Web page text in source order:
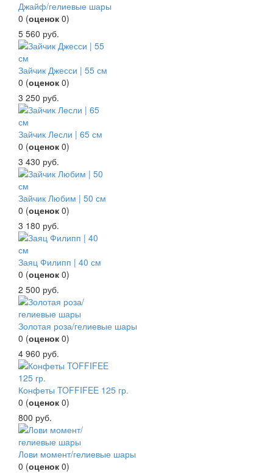
Джайф/гелиевые шары
0 (оценок 0)
5 560 руб.
Зайчик Джесси | 55 см
0 (оценок 0)
3 250 руб.
Зайчик Лесли | 65 см
0 (оценок 0)
3 430 руб.
Зайчик Любим | 50 см
0 (оценок 0)
3 180 руб.
Заяц Филипп | 40 см
0 (оценок 0)
2 500 руб.
Золотая роза/гелиевые шары
0 (оценок 0)
4 960 руб.
Конфеты TOFFIFEE 125 гр.
0 (оценок 0)
800 руб.
Лови момент/гелиевые шары
0 (оценок 0)